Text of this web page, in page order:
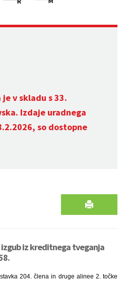
v skladu s 33.
Izdaje uradnega
so dostopne
iz kreditnega tveganja
204. člena in druge alinee 2. točke